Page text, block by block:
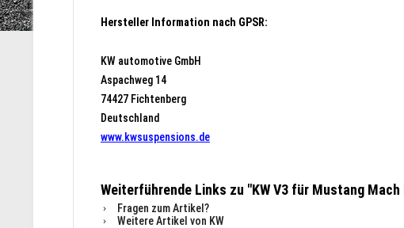
Hersteller Information nach GPSR:
KW automotive GmbH
Aspachweg 14
74427 Fichtenberg
Deutschland
www.kwsuspensions.de
Weiterführende Links zu "KW V3 für Mustang Mach
Fragen zum Artikel?
Weitere Artikel von KW